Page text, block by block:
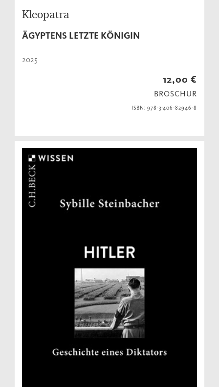
Kleopatra
ÄGYPTENS LETZTE KÖNIGIN
2025
12,00 €
BROSCHUR
ISBN: 978-3-406-82946-8